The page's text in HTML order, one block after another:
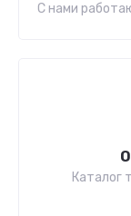
С нами
Каталог